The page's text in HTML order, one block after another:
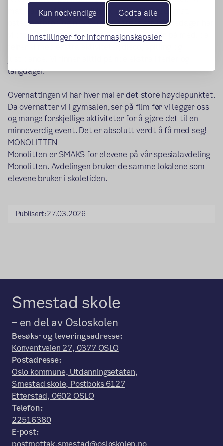
Kun nødvendige Godta alle
Innstillinger for informasjonskapsler
mat, så har vi i tillegg til brød og knekkebrød, grøt,
ostesmørbrød og noe varmt på fredager. På fredager har
vi ofte en markering av det temaet vi holder på med, da
langdager.
Overnattingen vi har hver mai er det store høydepunktet.
Da overnatter vi i gymsalen, ser på film før vi legger oss
og mange forskjellige aktiviteter for å gjøre det til en
minneverdigevent. Det er absolutt verdt å få med seg!
MONOLITTEN
Monolitten er SMAKS for elevene på vår spesialavdeling
Monolitten. Avdelingen bruker de samme lokalene som
elevene bruker i skoletiden.
Publisert:27.03.2026
Smestad skole
– en del av Osloskolen
Besøks- og leveringsadresse:
Konventveien 27, 0377 OSLO
Postadresse:
Oslo kommune, Utdanningsetaten,
Smestad skole, Postboks 6127
Etterstad, 0602 OSLO
Telefon:
22516380
E-post: